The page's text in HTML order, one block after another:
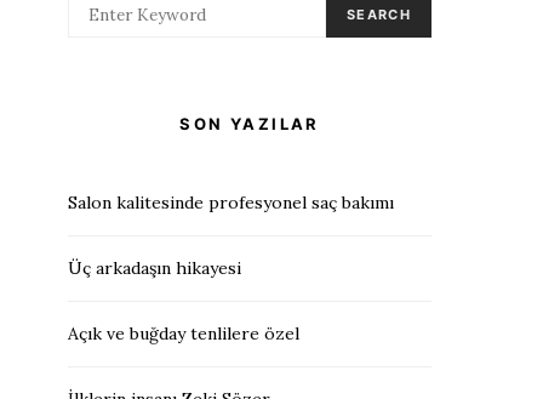
SEARCH
SON YAZILAR
Salon kalitesinde profesyonel saç bakımı
Üç arkadaşın hikayesi
Açık ve buğday tenlilere özel